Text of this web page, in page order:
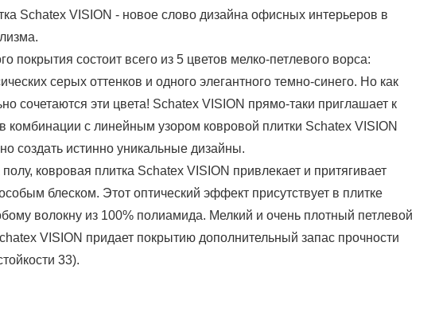
Schatex VISION - новое слово дизайна офисных интерьеров в
покрытия состоит всего из 5 цветов мелко-петлевого ворса:
серых оттенков и одного элегантного темно-синего. Но как
сочетаются эти цвета! Schatex VISION прямо-таки приглашает к
комбинации с линейным узором ковровой плитки Schatex VISION
создать истинно уникальные дизайны.
ковровая плитка Schatex VISION привлекает и притягивает
блеском. Этот оптический эффект присутствует в плитке
волокну из 100% полиамида. Мелкий и очень плотный петлевой
VISION придает покрытию дополнительный запас прочности
33).